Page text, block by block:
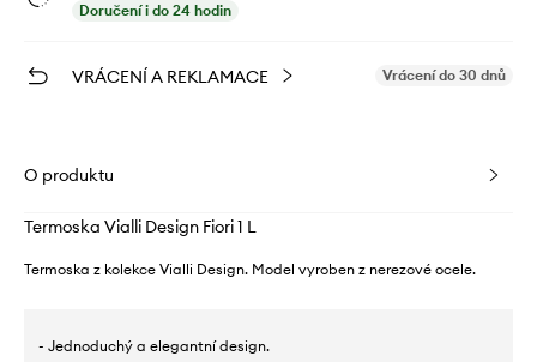
Doručení i do 24 hodin
VRÁCENÍ A REKLAMACE Vrácení do 30 dnů
O produktu
Termoska Vialli Design Fiori 1 L
Termoska z kolekce Vialli Design. Model vyroben z nerezové ocele.
- Jednoduchý a elegantní design.